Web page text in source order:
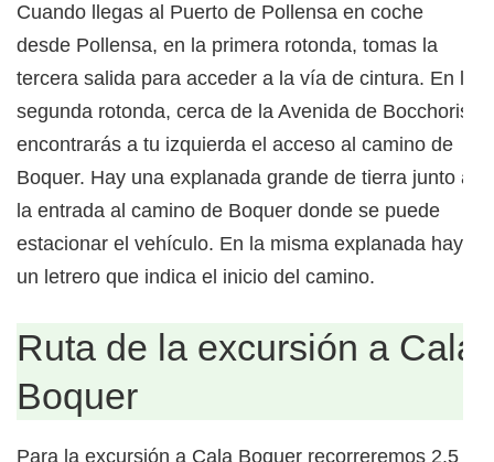
Cuando llegas al Puerto de Pollensa en coche
desde Pollensa, en la primera rotonda, tomas la
tercera salida para acceder a la vía de cintura. En la
segunda rotonda, cerca de la Avenida de Bocchoris,
encontrarás a tu izquierda el acceso al camino de
Boquer. Hay una explanada grande de tierra junto a
la entrada al camino de Boquer donde se puede
estacionar el vehículo. En la misma explanada hay
un letrero que indica el inicio del camino.
Ruta de la excursión a Cala
Boquer
Para la excursión a Cala Boquer recorreremos 2.5